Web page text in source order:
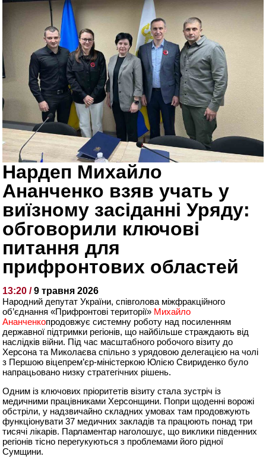
Нардеп Михайло
Ананченко взяв учать у
виїзному засіданні Уряду:
обговорили ключові
питання для
прифронтових областей
13:20 /9 травня 2026
Народний депутат України, співголова міжфракційного
об’єднання «Прифронтові території» Михайло
Ананченкопродовжує системну роботу над посиленням
державної підтримки регіонів, що найбільше страждають від
наслідків війни. Під час масштабного робочого візиту до
Херсона та Миколаєва спільно з урядовою делегацією на чолі
з Першою віцепрем’єр-міністеркою Юлією Свириденко було
напрацьовано низку стратегічних рішень.
Одним із ключових пріоритетів візиту стала зустріч із
медичними працівниками Херсонщини. Попри щоденні ворожі
обстріли, у надзвичайно складних умовах там продовжують
функціонувати 37 медичних закладів та працюють понад три
тисячі лікарів. Парламентар наголошує, що виклики південних
регіонів тісно перегукуються з проблемами його рідної
Сумщини.